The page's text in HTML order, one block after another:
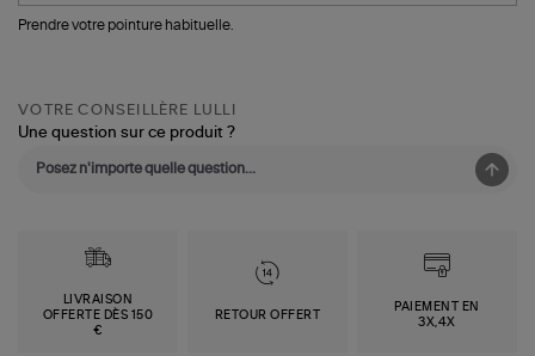
Prendre votre pointure habituelle.
VOTRE CONSEILLÈRE LULLI
Une question sur ce produit ?
LIVRAISON
OFFERTE DÈS 150
€
RETOUR OFFERT
PAIEMENT EN
3X,4X